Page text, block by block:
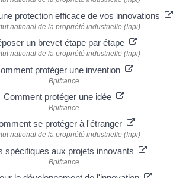
protection efficace de vos innovations
national de la propriété industrielle (Inpi)
un brevet étape par étape
national de la propriété industrielle (Inpi)
protéger une invention
Bpifrance
Comment protéger une idée
Bpifrance
se protéger à l'étranger
national de la propriété industrielle (Inpi)
spécifiques aux projets innovants
Bpifrance